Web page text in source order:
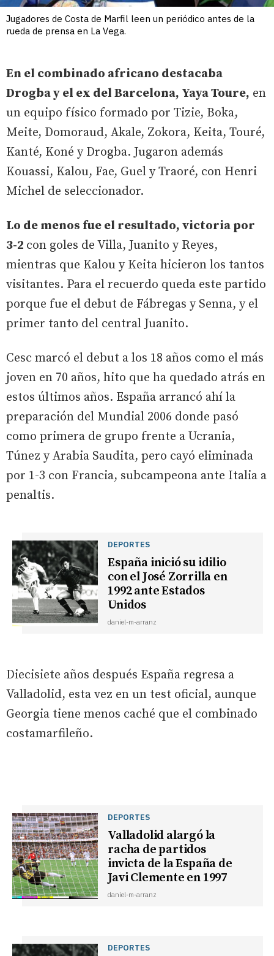
Jugadores de Costa de Marfil leen un periódico antes de la
rueda de prensa en La Vega.
En el combinado africano destacaba
Drogba y el ex del Barcelona, Yaya Toure, en
un equipo físico formado por Tizie, Boka,
Meite, Domoraud, Akale, Zokora, Keita, Touré,
Kanté, Koné y Drogba. Jugaron además
Kouassi, Kalou, Fae, Guel y Traoré, con Henri
Michel de seleccionador.
Lo de menos fue el resultado, victoria por
3-2 con goles de Villa, Juanito y Reyes,
mientras que Kalou y Keita hicieron los tantos
visitantes. Para el recuerdo queda este partido
porque fue el debut de Fábregas y Senna, y el
primer tanto del central Juanito.
Cesc marcó el debut a los 18 años como el más
joven en 70 años, hito que ha quedado atrás en
estos últimos años. España arrancó ahí la
preparación del Mundial 2006 donde pasó
como primera de grupo frente a Ucrania,
Túnez y Arabia Saudita, pero cayó eliminada
por 1-3 con Francia, subcampeona ante Italia a
penaltis.
DEPORTES
España inició su idilio
con el José Zorrilla en
1992 ante Estados
Unidos
daniel-m-arranz
Diecisiete años después España regresa a
Valladolid, esta vez en un test oficial, aunque
Georgia tiene menos caché que el combinado
costamarfileño.
DEPORTES
Valladolid alargó la
racha de partidos
invicta de la España de
Javi Clemente en 1997
daniel-m-arranz
DEPORTES